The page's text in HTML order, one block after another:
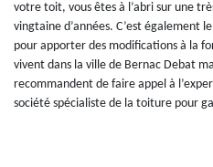
votre toit, vous êtes à l’abri sur une
vingtaine d’années. C’est également
pour apporter des modifications à la
vivent dans la ville de Bernac Debat
recommandent de faire appel à
société spécialiste de la toiture pour